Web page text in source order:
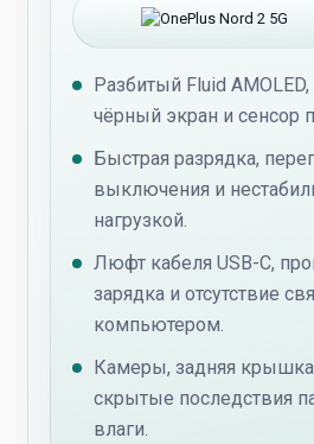
Разбитый Fluid
чёрный экран и сенсор
Быстрая разрядка,
выключения и
нагрузкой.
Люфт кабеля USB-C,
зарядка и отсутствие
компьютером.
Камеры, задняя
скрытые последствия
влаги.